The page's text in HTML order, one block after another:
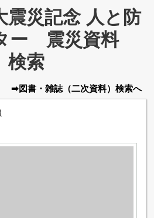
震災記念 人と防
ー 震災資料
検索
➡図書・雑誌（二次資料） 検索へ